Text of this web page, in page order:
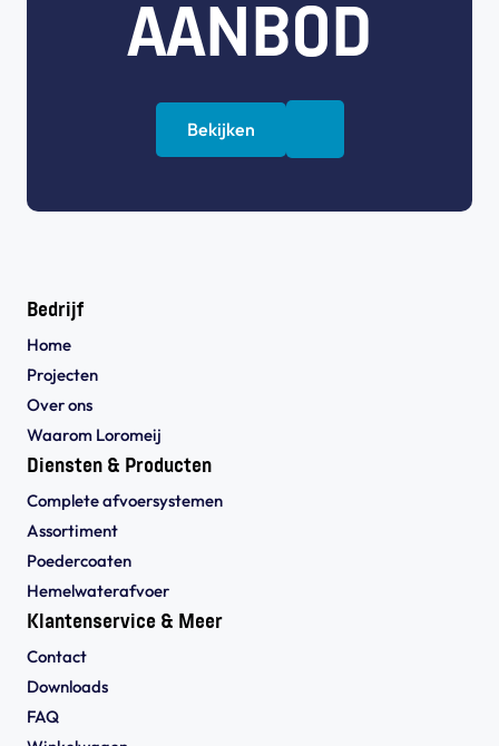
AANBOD
Bekijken
Bedrijf
Home
Projecten
Over ons
Waarom Loromeij
Diensten & Producten
Complete afvoersystemen
Assortiment
Poedercoaten
Hemelwaterafvoer
Klantenservice & Meer
Contact
Downloads
FAQ